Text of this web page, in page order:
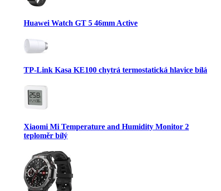
Huawei Watch GT 5 46mm Active
TP-Link Kasa KE100 chytrá termostatická hlavice bílá
Xiaomi Mi Temperature and Humidity Monitor 2
teploměr bílý